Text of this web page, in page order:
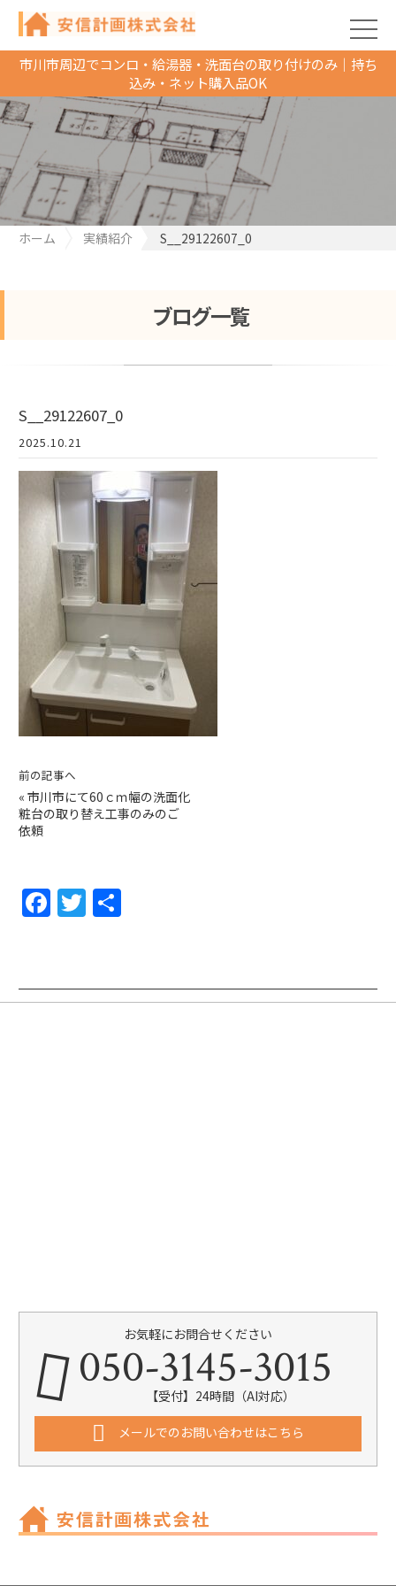
市川市周辺でコンロ・給湯器・洗面台の取り付けのみ｜持ち
込み・ネット購入品OK
ホーム 実績紹介 S__29122607_0
ブログ一覧
S__29122607_0
2025.10.21
前の記事へ
« 市川市にて60ｃｍ幅の洗面化
粧台の取り替え工事のみのご
依頼
F
e
b
T
er
お気軽にお問合せください
050-3145-3015
【受付】24時間（AI対応）
メールでのお問い合わせはこちら